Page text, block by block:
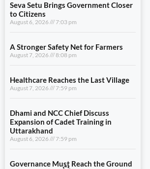
Seva Setu Brings Government Closer
to Citizens
August 6, 2026 7:03 pm
A Stronger Safety Net for Farmers
August 7, 2026 8:08 pm
Healthcare Reaches the Last Village
August 7, 2026 7:59 pm
Dhami and NCC Chief Discuss
Expansion of Cadet Training in
Uttarakhand
August 6, 2026 7:59 pm
Governance Must Reach the Ground